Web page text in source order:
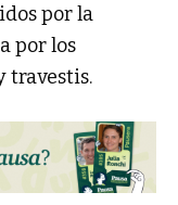
por la
por los
travestis.